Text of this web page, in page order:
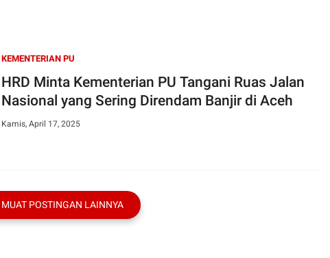
KEMENTERIAN PU
HRD Minta Kementerian PU Tangani Ruas Jalan
Nasional yang Sering Direndam Banjir di Aceh
Kamis, April 17, 2025
MUAT POSTINGAN LAINNYA